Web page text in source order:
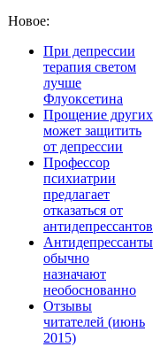
Новое:
При депрессии
терапия светом
лучше
Флуоксетина
Прощение других
может защитить
от депрессии
Профессор
психиатрии
предлагает
отказаться от
антидепрессантов
Антидепрессанты
обычно
назначают
необоснованно
Отзывы
читателей (июнь
2015)